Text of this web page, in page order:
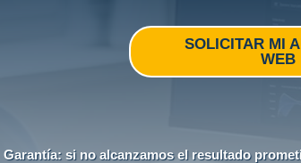
SOLICITAR MI
WEB
Garantía: si no alcanzamos el resultado